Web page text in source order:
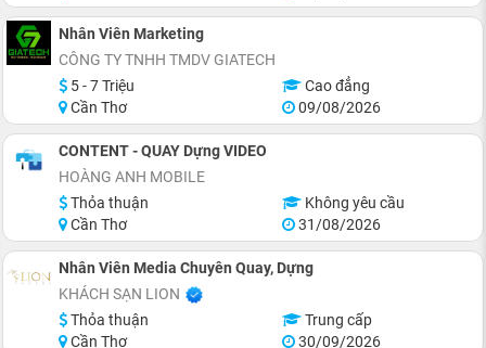
Nhân Viên Marketing
CÔNG TY TNHH TMDV GIATECH
5 - 7 Triệu
Cao đẳng
Cần Thơ
09/08/2026
CONTENT - QUAY Dựng VIDEO
HOÀNG ANH MOBILE
Thỏa thuận
Không yêu cầu
Cần Thơ
31/08/2026
Nhân Viên Media Chuyên Quay, Dựng
KHÁCH SẠN LION
Thỏa thuận
Trung cấp
Cần Thơ
30/09/2026